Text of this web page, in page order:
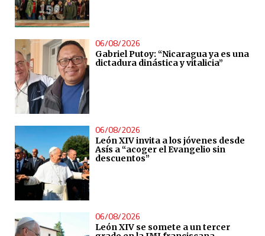
06/08/2026
Gabriel Putoy: “Nicaragua ya es una
dictadura dinástica y vitalicia”
06/08/2026
León XIV invita a los jóvenes desde
Asís a “acoger el Evangelio sin
descuentos”
06/08/2026
León XIV se somete a un tercer